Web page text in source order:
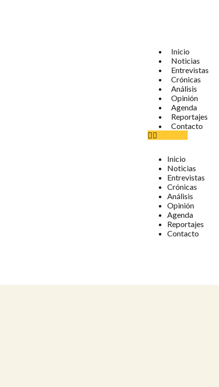
Inicio
Noticias
Entrevistas
Crónicas
Análisis
Opinión
Agenda
Reportajes
Contacto
Inicio
Noticias
Entrevistas
Crónicas
Análisis
Opinión
Agenda
Reportajes
Contacto